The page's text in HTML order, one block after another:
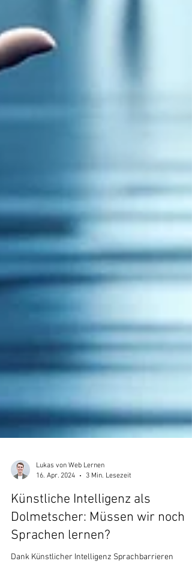
Lukas von Web Lernen
16. Apr. 2024
3 Min. Lesezeit
Künstliche Intelligenz als